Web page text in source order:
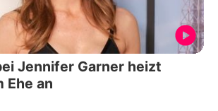
Jennifer Garner heizt
Ehe an